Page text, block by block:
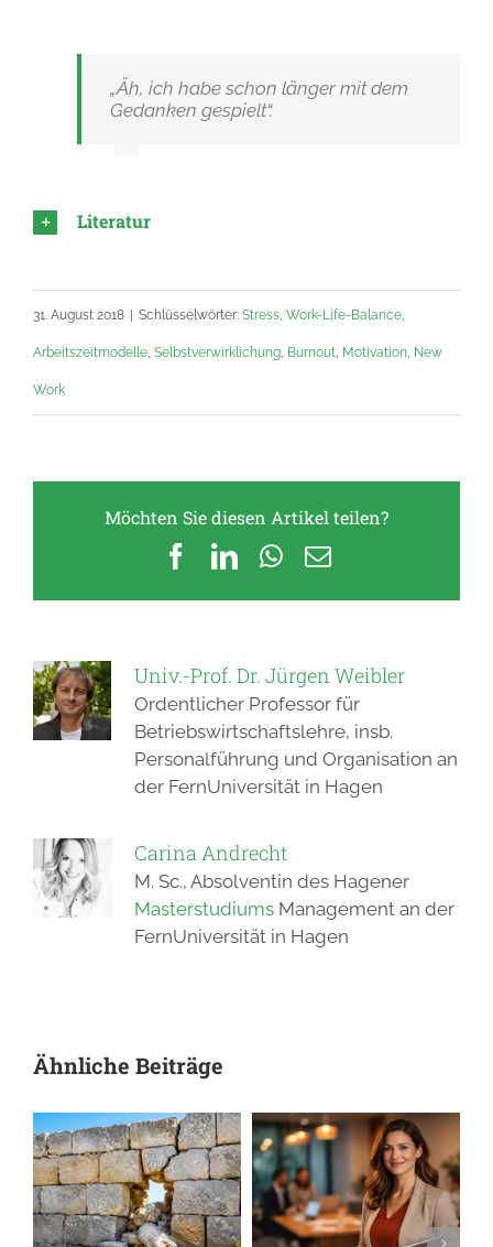
„Äh, ich habe schon länger mit dem
Gedanken gespielt“.
Literatur
31. August 2018 Schlüsselwörter: Stress, Work-Life-Balance,
Arbeitszeitmodelle, Selbstverwirklichung, Burnout, Motivation, New
Work
Möchten Sie diesen Artikel teilen?
Facebook
LinkedIn
WhatsApp
E-
Univ.-Prof. Dr. Jürgen Weibler
Ordentlicher Professor für
Betriebswirtschaftslehre, insb.
Personalführung und Organisation an
der FernUniversität in Hagen
Carina Andrecht
M. Sc., Absolventin des Hagener
Masterstudiums Management an der
FernUniversität in Hagen
Ähnliche Beiträge